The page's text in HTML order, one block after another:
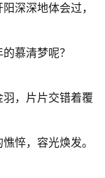
深深地体会过，
慕清梦呢？
，片片交错着覆
悴，容光焕发。